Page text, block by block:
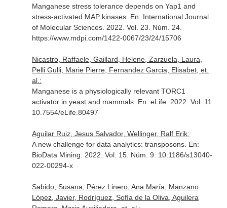
Manganese stress tolerance depends on Yap1 and
stress-activated MAP kinases. En: International Journal
of Molecular Sciences. 2022. Vol. 23. Núm. 24.
https://www.mdpi.com/1422-0067/23/24/15706
Nicastro, Raffaele, Gaillard, Helene, Zarzuela, Laura,
Pelli Gulli, Marie Pierre, Fernandez Garcia, Elisabet, et.
al.:
Manganese is a physiologically relevant TORC1
activator in yeast and mammals. En: eLife. 2022. Vol. 11.
10.7554/eLife.80497
Aguilar Ruiz, Jesus Salvador, Wellinger, Ralf Erik:
A new challenge for data analytics: transposons. En:
BioData Mining . 2022. Vol. 15. Núm. 9. 10.1186/s13040-
022-00294-x
Sabido, Susana, Pérez Linero, Ana María, Manzano
López, Javier, Rodríguez, Sofía de la Oliva, Aguilera